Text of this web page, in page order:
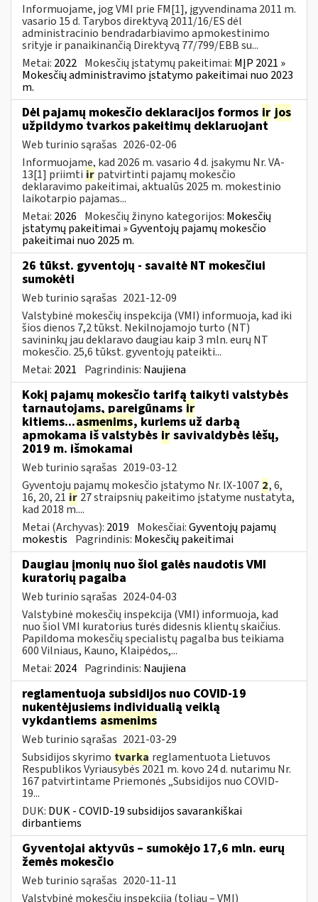
Informuojame, jog VMI prie FM[1], įgyvendinama 2011 m.
vasario 15 d. Tarybos direktyvą 2011/16/ES dėl
administracinio bendradarbiavimo apmokestinimo
srityje ir panaikinančią Direktyvą 77/799/EBB su...
Metai: 2022 Mokesčių įstatymų pakeitimai: MĮP 2021 »
Mokesčių administravimo įstatymo pakeitimai nuo 2023
m.
Dėl pajamų mokesčio deklaracijos formos ir jos
užpildymo tvarkos pakeitimų deklaruojant
Web turinio sąrašas 2026-02-06
Informuojame, kad 2026 m. vasario 4 d. įsakymu Nr. VA-
13[1] priimti ir patvirtinti pajamų mokesčio
deklaravimo pakeitimai, aktualūs 2025 m. mokestinio
laikotarpio pajamas...
Metai: 2026 Mokesčių žinyno kategorijos: Mokesčių
įstatymų pakeitimai » Gyventojų pajamų mokesčio
pakeitimai nuo 2025 m.
26 tūkst. gyventojų - savaitė NT mokesčiui
sumokėti
Web turinio sąrašas 2021-12-09
Valstybinė mokesčių inspekcija (VMI) informuoja, kad iki
šios dienos 7,2 tūkst. Nekilnojamojo turto (NT)
savininkų jau deklaravo daugiau kaip 3 mln. eurų NT
mokesčio. 25,6 tūkst. gyventojų pateikti...
Metai: 2021 Pagrindinis: Naujiena
Kokį pajamų mokesčio tarifą taikyti valstybės
tarnautojams, pareigūnams ir
kitiems...asmenims, kuriems už darbą
apmokama iš valstybės ir savivaldybės lėšų,
2019 m. išmokamai
Web turinio sąrašas 2019-03-12
Gyventojų pajamų mokesčio įstatymo Nr. IX-1007 2, 6,
16, 20, 21 ir 27 straipsnių pakeitimo įstatyme nustatyta,
kad 2018 m....
Metai (Archyvas): 2019 Mokesčiai:Gyventojų pajamų
mokestis Pagrindinis: Mokesčių pakeitimai
Daugiau įmonių nuo šiol galės naudotis VMI
kuratorių pagalba
Web turinio sąrašas 2024-04-03
Valstybinė mokesčių inspekcija (VMI) informuoja, kad
nuo šiol VMI kuratorius turės didesnis klientų skaičius.
Papildoma mokesčių specialistų pagalba bus teikiama
600 Vilniaus, Kauno, Klaipėdos,...
Metai: 2024 Pagrindinis: Naujiena
reglamentuoja subsidijos nuo COVID-19
nukentėjusiems individualią veiklą
vykdantiems asmenims
Web turinio sąrašas 2021-03-29
Subsidijos skyrimo tvarka reglamentuota Lietuvos
Respublikos Vyriausybės 2021 m. kovo 24 d. nutarimu Nr.
167 patvirtintame Priemonės „Subsidijos nuo COVID-
19...
DUK: DUK - COVID-19 subsidijos savarankiškai
dirbantiems
Gyventojai aktyvūs – sumokėjo 17,6 mln. eurų
žemės mokesčio
Web turinio sąrašas 2020-11-11
Valstybinė mokesčių inspekcija (toliau – VMI)